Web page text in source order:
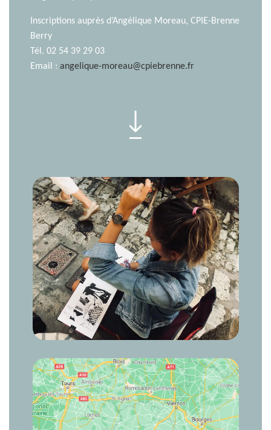
Inscriptions auprès d’Angélique Moreau, CPIE-Brenne
Berry
Tél. 02 54 39 29 03
Email : angelique-moreau@cpiebrenne.fr